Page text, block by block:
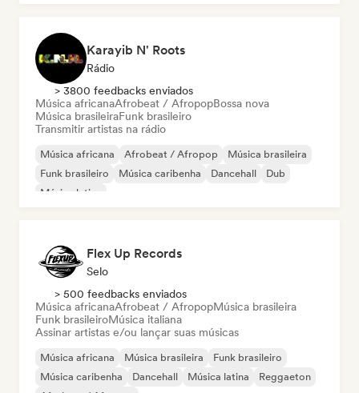
Karayib N' Roots
Rádio
> 3800 feedbacks enviados
Música africanaAfrobeat / AfropopBossa nova
Música brasileiraFunk brasileiro
Transmitir artistas na rádio
Música africana Afrobeat / Afropop
Música brasileira
Funk brasileiro
Música caribenha Dancehall
Dub
Música latina
Flex Up Records
Selo
> 500 feedbacks enviados
Música africanaAfrobeat / AfropopMúsica brasileira
Funk brasileiroMúsica italiana
Assinar artistas e/ou lançar suas músicas
Música africana Música brasileira
Funk brasileiro
Música caribenha
Dancehall Música latina
Reggaeton